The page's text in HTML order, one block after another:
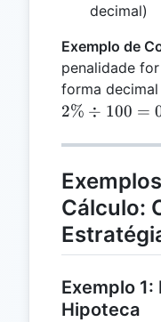
decimal)
Exemplo de
penalidade
forma
2% ÷ 100 =
Cálculo:
Exemplo
Hipoteca